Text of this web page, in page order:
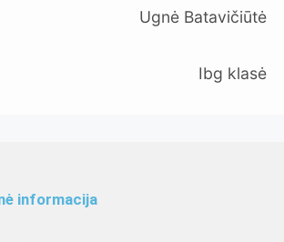
Ugnė Batavičiūtė
klasė
informacija